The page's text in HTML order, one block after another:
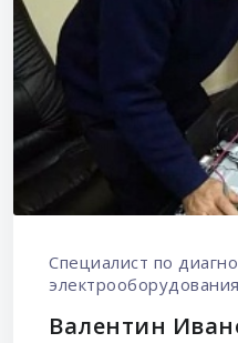
Специалист по
электрооборудования
Валентин